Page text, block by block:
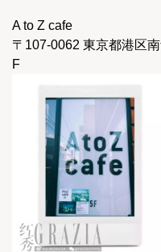
A to Z cafe
〒107-0062 東京都港区
F